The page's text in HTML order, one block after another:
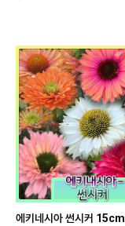
에키네시아 썬시커 15cm